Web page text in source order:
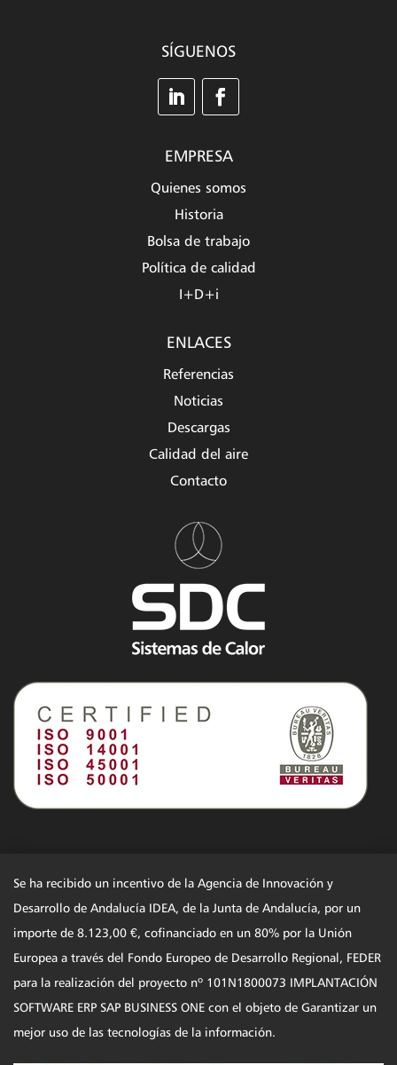
SÍGUENOS
EMPRESA
Quienes somos
Historia
Bolsa de trabajo
Política de calidad
I+D+i
ENLACES
Referencias
Noticias
Descargas
Calidad del aire
Contacto
Se ha recibido un incentivo de la Agencia de Innovación y
Desarrollo de Andalucía IDEA, de la Junta de Andalucía, por un
importe de 8.123,00 €, cofinanciado en un 80% por la Unión
Europea a través del Fondo Europeo de Desarrollo Regional, FEDER
para la realización del proyecto nº 101N1800073 IMPLANTACIÓN
SOFTWARE ERP SAP BUSINESS ONE con el objeto de Garantizar un
mejor uso de las tecnologías de la información.